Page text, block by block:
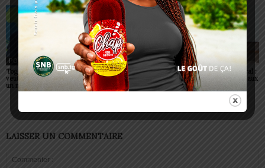
POLITIQUE
Togo: Faure Gnassingbé
veut faire du ciel africain
un moteur de prospérité
POLITIQUE
Togo : visa supprimé pour
tous les Africains
POLITIQUE
Togo/ Corps préfectoral :
neuf nouvelles figures aux
commandes
LAISSER UN COMMENTAIRE